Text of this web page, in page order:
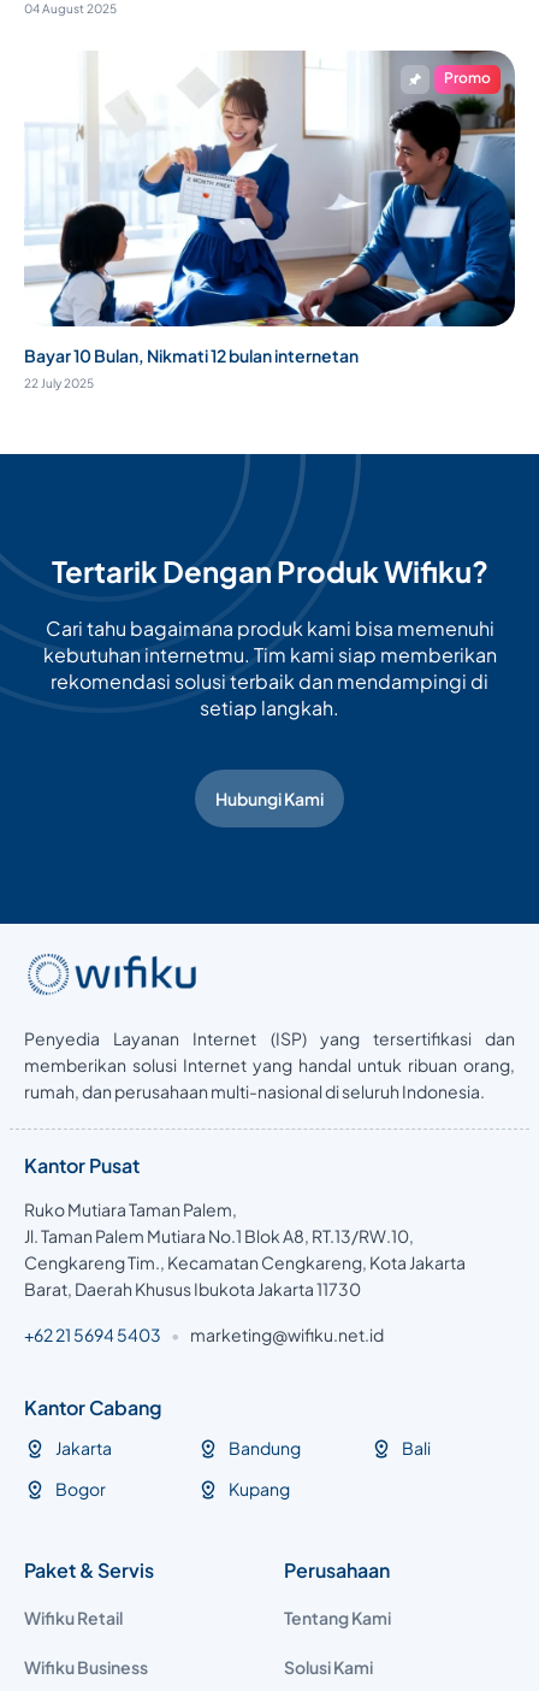
04 August 2025
Promo
Bayar 10 Bulan, Nikmati 12 bulan internetan
22 July 2025
Tertarik Dengan Produk Wifiku?
Cari tahu bagaimana produk kami bisa memenuhi
kebutuhan internetmu. Tim kami siap memberikan
rekomendasi solusi terbaik dan mendampingi di
setiap langkah.
Hubungi Kami
Penyedia Layanan Internet (ISP) yang tersertifikasi dan
memberikan solusi Internet yang handal untuk ribuan orang,
rumah, dan perusahaan multi-nasional di seluruh Indonesia.
Kantor Pusat
Ruko Mutiara Taman Palem,
Jl. Taman Palem Mutiara No.1 Blok A8, RT.13/RW.10,
Cengkareng Tim., Kecamatan Cengkareng, Kota Jakarta
Barat, Daerah Khusus Ibukota Jakarta 11730
+62 21 5694 5403 • marketing@wifiku.net.id
Kantor Cabang
Jakarta
Bogor
Bandung
Kupang
Bali
Paket & Servis
Wifiku Retail
Wifiku Business
Perusahaan
Tentang Kami
Solusi Kami